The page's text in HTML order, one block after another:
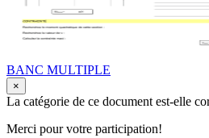
BANC MULTIPLE
×
La catégorie de ce document est-elle
Merci pour votre participation!